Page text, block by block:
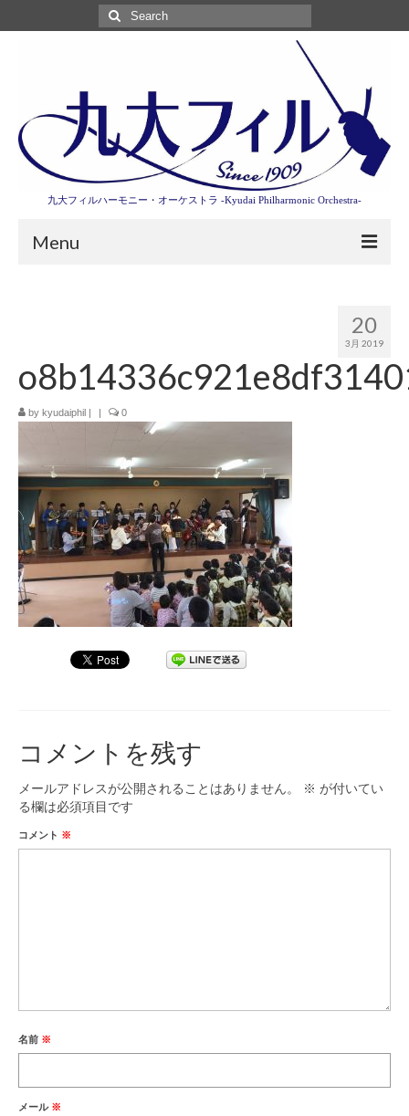
Search
for:
九大フィルハーモニー・オーケストラ -Kyudai Philharmonic Orchestra-
Menu
卒業記念演奏会2027
九大フィルとは
ご寄付のお願い
演奏会の歴史
出張演奏
九大フィル特集ページ
団員専用ページ
20
3月 2019
by kyudaiphil 0
コメントを残す
メールアドレスが公開されることはありません。 ※ が付いてい
る欄は必須項目です
コメント ※
名前 ※
メール ※